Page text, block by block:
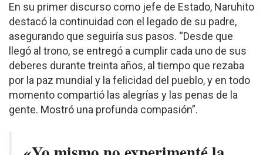
En su primer discurso como jefe de Estado, Naruhito
destacó la continuidad con el legado de su padre,
asegurando que seguiría sus pasos. “Desde que
llegó al trono, se entregó a cumplir cada uno de sus
deberes durante treinta años, al tiempo que rezaba
por la paz mundial y la felicidad del pueblo, y en todo
momento compartió las alegrías y las penas de la
gente. Mostró una profunda compasión”.